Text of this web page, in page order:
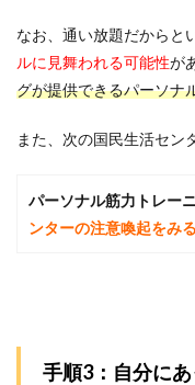
参考
文献
なお、通い放題だからと
ルに見舞われる可能性が
グが提供できるパーソナ
また、次の国民生活セン
パーソナル筋力トレー
ンターの注意喚起をみ
手順3：自分に